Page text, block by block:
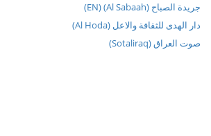
جريدة الصباح (Al Sabaah) (EN)
دار الهدى للثقافة والاعل (Al Hoda)
صوت العراق (Sotaliraq)